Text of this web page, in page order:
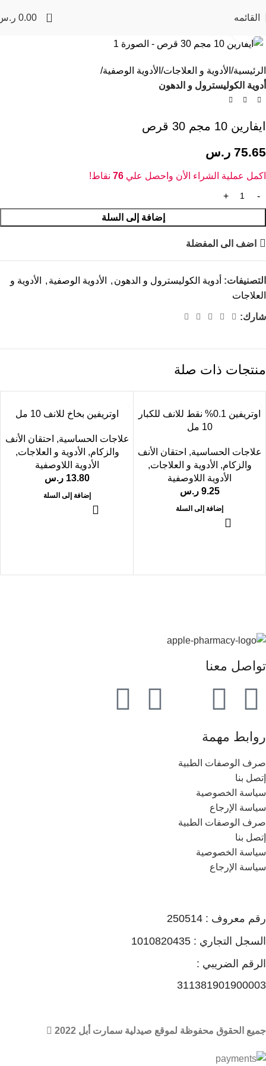
القائمه 0
0.00
الرئيسية الأدوية و العلاجات الأدوية الوصفية
أدوية الكوليسترول و الدهون
ايفارين 10 مجم 30 قرص
75.65 ر.س
اكمل عملية الشراء الأن واحصل علي 76 نقاط!
إضافة إلى السلة
اضف الى المفضلة
التصنيفات: أدوية الكوليسترول و الدهون , الأدوية الوصفية ,
الأدوية و
العلاجات
شارك:
منتجات ذات صلة
اوتريفين 0.1% نقط للانف للكبار
10 مل
علاجات الحساسية, احتقان الأنف
والزكام, الأدوية و العلاجات,
الأدوية اللاوصفية
9.25 ر.س
إضافة إلى السلة
اوتريفين بخاخ للانف 10 مل
علاجات الحساسية, احتقان الأنف
والزكام, الأدوية و العلاجات,
الأدوية اللاوصفية
13.80 ر.س
إضافة إلى السلة
تواصل معنا
روابط مهمة
صرف الوصفات الطبية
إتصل بنا
سياسة الخصوصية
سياسة الإرجاع
صرف الوصفات الطبية
إتصل بنا
سياسة الخصوصية
سياسة الإرجاع
رقم معروف : 250514
السجل التجاري : 1010820435
الرقم الضريبي :
311381901900003
جميع الحقوق محفوظة لموقع صيدلية سمارت أبل 2022